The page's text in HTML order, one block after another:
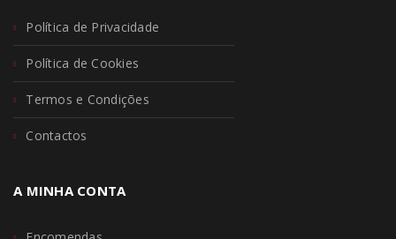
Política de Privacidade
Política de Cookies
Termos e Condições
Contactos
A MINHA CONTA